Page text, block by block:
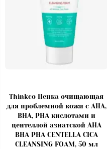
Thinkco Пенка очищающая
для проблемной кожи с AHA,
BHA, PHA кислотами и
центеллой азиатской AHA
BHA PHA CENTELLA CICA
CLEANSING FOAM, 50 мл